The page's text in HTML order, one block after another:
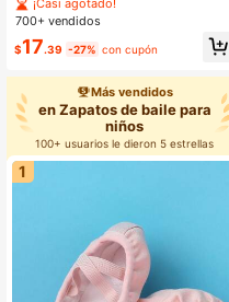
er Transpirables para Niños, Zapato
Libre Adecuados para Niños y Niña
700+ vendidos
$17.39 -27% con cupón
Más vendidos
en Zapatos de baile para
niños
100+ usuarios le dieron 5 estrellas
1